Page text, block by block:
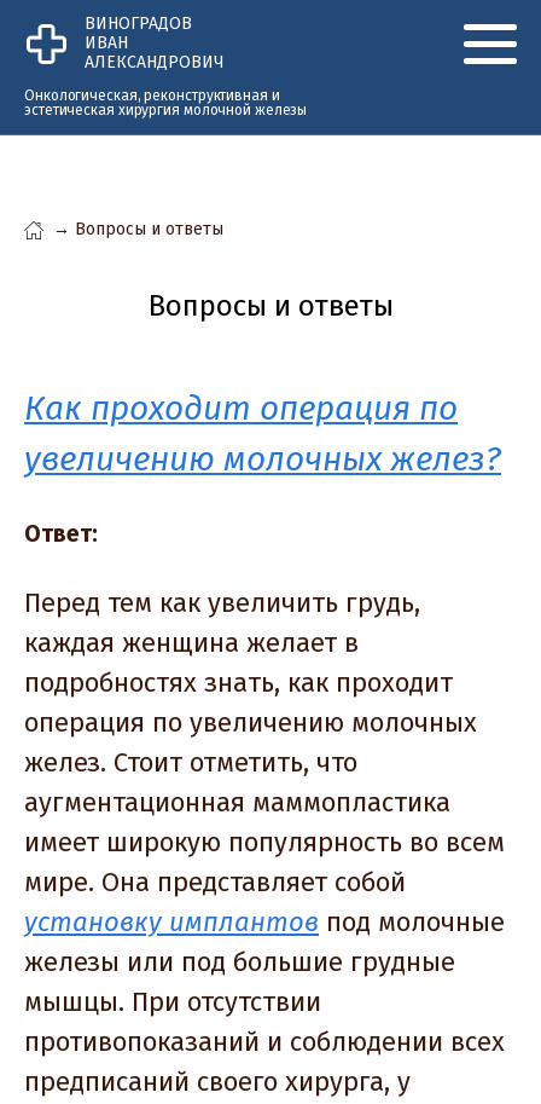
ВИНОГРАДОВ
ИВАН
АЛЕКСАНДРОВИЧ
Онкологическая, реконструктивная и
эстетическая хирургия молочной железы
Вы здесь
→ Вопросы и ответы
Вопросы и ответы
Как проходит операция по
увеличению молочных желез?
Ответ:
Перед тем как увеличить грудь,
каждая женщина желает в
подробностях знать, как проходит
операция по увеличению молочных
желез. Стоит отметить, что
аугментационная маммопластика
имеет широкую популярность во всем
мире. Она представляет собой
установку имплантов под молочные
железы или под большие грудные
мышцы. При отсутствии
противопоказаний и соблюдении всех
предписаний своего хирурга, у